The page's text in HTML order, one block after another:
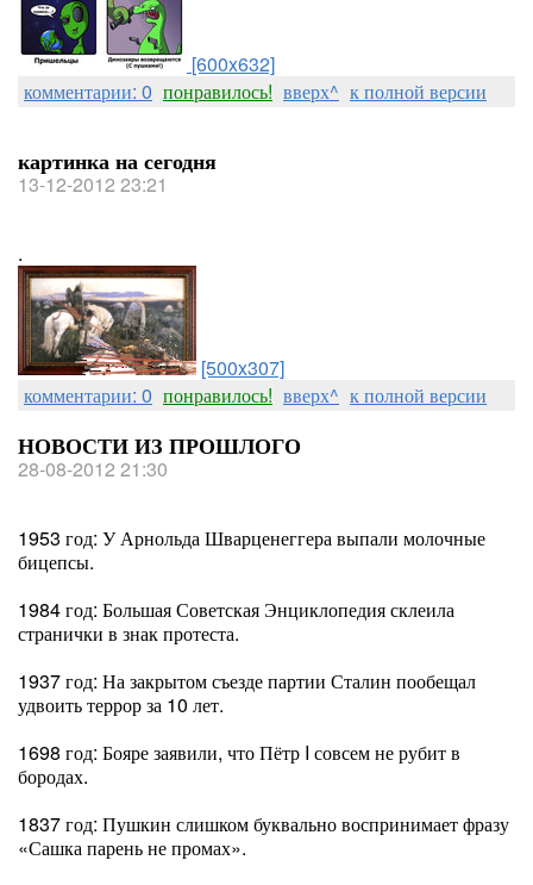
[600x632]
комментарии: 0 понравилось! вверх^ к полной версии
картинка на сегодня
13-12-2012 23:21
.
[500x307]
комментарии: 0 понравилось! вверх^ к полной версии
НОВОСТИ ИЗ ПРОШЛОГО
28-08-2012 21:30
1953 год: У Арнольда Шварценеггера выпали молочные
бицепсы.
1984 год: Большая Советская Энциклопедия склеила
странички в знак протеста.
1937 год: На закрытом съезде партии Сталин пообещал
удвоить террор за 10 лет.
1698 год: Бояре заявили, что Пётр I совсем не рубит в
бородах.
1837 год: Пушкин слишком буквально воспринимает фразу
«Сашка парень не промах».